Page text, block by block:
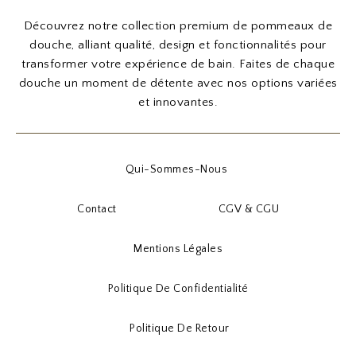
Découvrez notre collection premium de pommeaux de
douche, alliant qualité, design et fonctionnalités pour
transformer votre expérience de bain. Faites de chaque
douche un moment de détente avec nos options variées
et innovantes.
Qui-Sommes-Nous
Contact CGV & CGU
Mentions Légales
Politique De Confidentialité
Politique De Retour